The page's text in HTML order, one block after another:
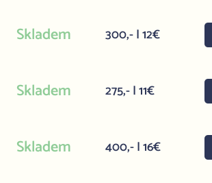
Skladem 300,- | 12€
Skladem 275,- | 11€
Skladem 400,- | 16€